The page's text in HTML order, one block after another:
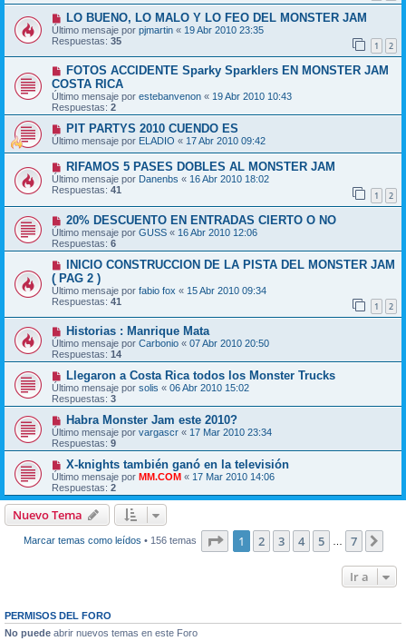
LO BUENO, LO MALO Y LO FEO DEL MONSTER JAM
Último mensaje por pjmartin « 19 Abr 2010 23:35
Respuestas: 35 1 2
FOTOS ACCIDENTE Sparky Sparklers EN MONSTER JAM
COSTA RICA
Último mensaje por estebanvenon « 19 Abr 2010 10:43
Respuestas: 2
PIT PARTYS 2010 CUENDO ES
Último mensaje por ELADIO « 17 Abr 2010 09:42
RIFAMOS 5 PASES DOBLES AL MONSTER JAM
Último mensaje por Danenbs « 16 Abr 2010 18:02
Respuestas: 41 1 2
20% DESCUENTO EN ENTRADAS CIERTO O NO
Último mensaje por GUSS « 16 Abr 2010 12:06
Respuestas: 6
INICIO CONSTRUCCION DE LA PISTA DEL MONSTER JAM
( PAG 2 )
Último mensaje por fabio fox « 15 Abr 2010 09:34
Respuestas: 41 1 2
Historias : Manrique Mata
Último mensaje por Carbonio « 07 Abr 2010 20:50
Respuestas: 14
Llegaron a Costa Rica todos los Monster Trucks
Último mensaje por solis « 06 Abr 2010 15:02
Respuestas: 3
Habra Monster Jam este 2010?
Último mensaje por vargascr « 17 Mar 2010 23:34
Respuestas: 9
X-knights también ganó en la televisión
Último mensaje por MM.COM « 17 Mar 2010 14:06
Respuestas: 2
Nuevo Tema
Marcar temas como leídos • 156 temas Página de
1 2 3 4 5 … 7
Ir a
PERMISOS DEL FORO
No puede abrir nuevos temas en este Foro